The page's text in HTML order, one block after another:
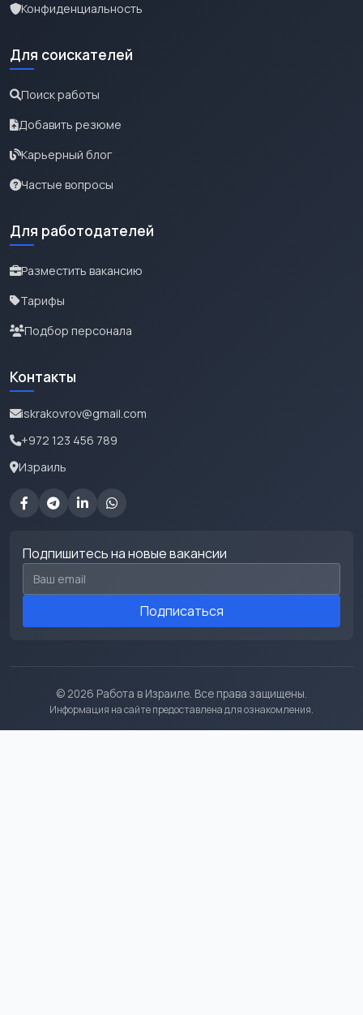
Конфиденциальность
Для соискателей
Поиск работы
Добавить резюме
Карьерный блог
Частые вопросы
Для работодателей
Разместить вакансию
Тарифы
Подбор персонала
Контакты
iskrakovrov@gmail.com
+972 123 456 789
Израиль
Подпишитесь на новые вакансии
Email для подписки
Подписаться
© 2026 Работа в Израиле. Все права защищены.
Информация на сайте предоставлена для ознакомления.